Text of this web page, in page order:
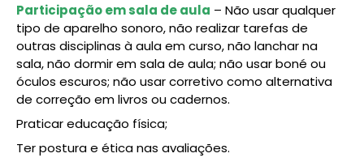
Participação em sala de aula – Não usar qualquer
tipo de aparelho sonoro, não realizar tarefas de
outras disciplinas à aula em curso, não lanchar na
sala, não dormir em sala de aula; não usar boné ou
óculos escuros; não usar corretivo como alternativa
de correção em livros ou cadernos.
Praticar educação física;
Ter postura e ética nas avaliações.